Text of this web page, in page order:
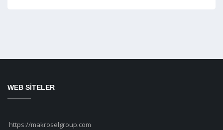
WEB SİTELER
https://makroselgroup.com